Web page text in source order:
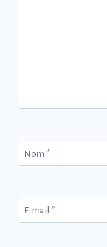
Nom *
E-mail *